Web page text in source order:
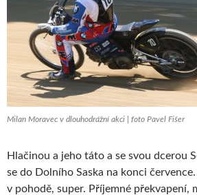
Milan Moravec v dlouhodrážní akci | foto Pavel Fišer
Hlačinou a jeho táto a se svou dcerou
se do Dolního Saska na konci
v pohodě, super. Příjemné překvapení,